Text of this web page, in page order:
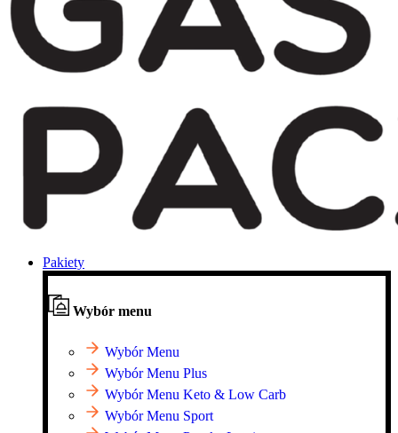
Pakiety
Wybór menu
Wybór Menu
Wybór Menu Plus
Wybór Menu Keto & Low Carb
Wybór Menu Sport